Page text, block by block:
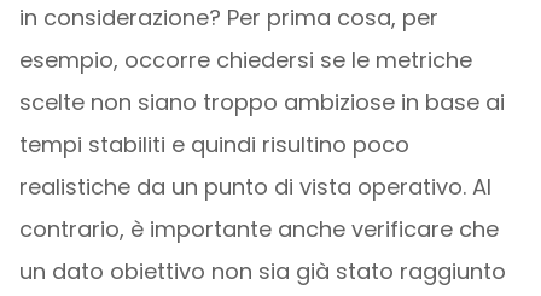
in considerazione? Per prima cosa, per
esempio, occorre chiedersi se le metriche
scelte non siano troppo ambiziose in base ai
tempi stabiliti e quindi risultino poco
realistiche da un punto di vista operativo. Al
contrario, è importante anche verificare che
un dato obiettivo non sia già stato raggiunto